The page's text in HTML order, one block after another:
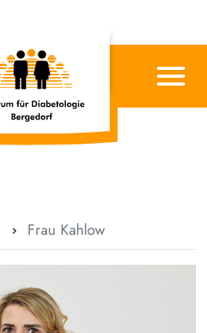
Frau Kahlow